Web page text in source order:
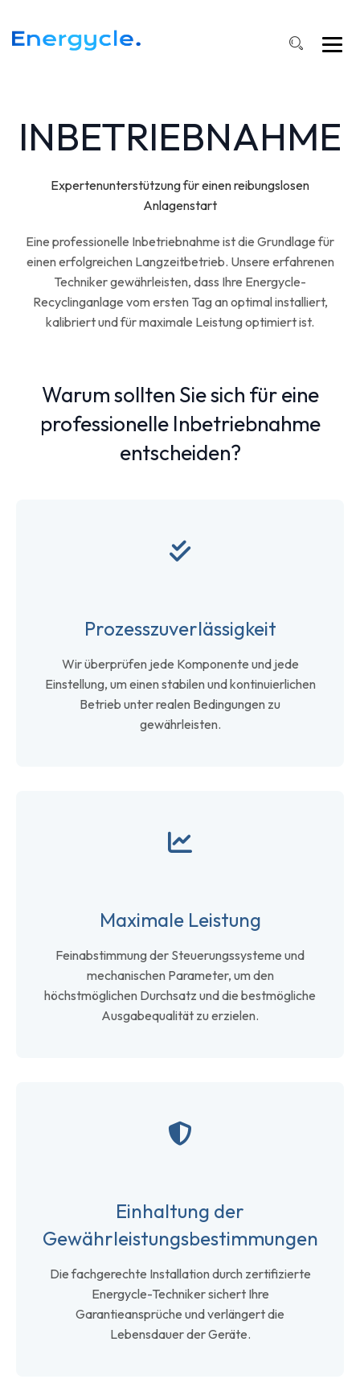
INBETRIEBNAHME
Expertenunterstützung für einen reibungslosen
Anlagenstart
Eine professionelle Inbetriebnahme ist die Grundlage für
einen erfolgreichen Langzeitbetrieb. Unsere erfahrenen
Techniker gewährleisten, dass Ihre Energycle-
Recyclinganlage vom ersten Tag an optimal installiert,
kalibriert und für maximale Leistung optimiert ist.
Warum sollten Sie sich für eine
professionelle Inbetriebnahme
entscheiden?
Prozesszuverlässigkeit
Wir überprüfen jede Komponente und jede
Einstellung, um einen stabilen und kontinuierlichen
Betrieb unter realen Bedingungen zu
gewährleisten.
Maximale Leistung
Feinabstimmung der Steuerungssysteme und
mechanischen Parameter, um den
höchstmöglichen Durchsatz und die bestmögliche
Ausgabequalität zu erzielen.
Einhaltung der
Gewährleistungsbestimmungen
Die fachgerechte Installation durch zertifizierte
Energycle-Techniker sichert Ihre
Garantieansprüche und verlängert die
Lebensdauer der Geräte.